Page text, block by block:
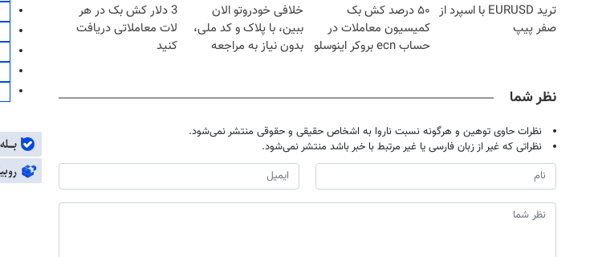
ترید EURUSD با اسپرد از
صفر پیپ
۵۰ درصد کش بک
کمیسیون معاملات در
حساب ecn بروکر اینوسلو
خلافی خودروتو الان
ببین، با پلاک و کد ملی،
بدون نیاز به مراجعه
3 دلار کش بک در هر
لات معاملاتی دریافت
کنید
نظر شما
نظرات حاوی توهین و هرگونه نسبت ناروا به اشخاص حقیقی و حقوقی منتشر نمی‌شود.
نظراتی که غیر از زبان فارسی یا غیر مرتبط با خبر باشد منتشر نمی‌شود.